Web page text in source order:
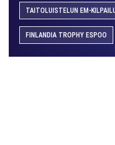
TAITOLUISTELUN EM-
FINLANDIA TROPHY ESPOO